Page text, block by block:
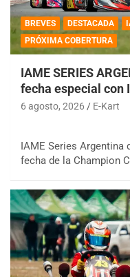
BREVES DESTACADA
PRÓXIMA COBERTURA
IAME SERIES
fecha especial con
6 agosto, 2026 E-Kart
IAME Series Argentina
fecha de la Champion